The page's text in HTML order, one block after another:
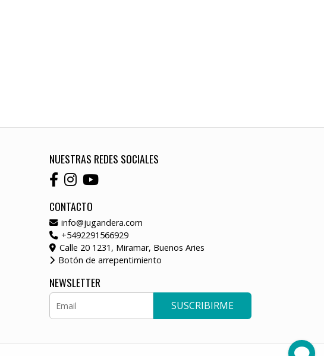
NUESTRAS REDES SOCIALES
CONTACTO
info@jugandera.com
+5492291566929
Calle 20 1231, Miramar, Buenos Aries
Botón de arrepentimiento
NEWSLETTER
SUSCRIBIRME